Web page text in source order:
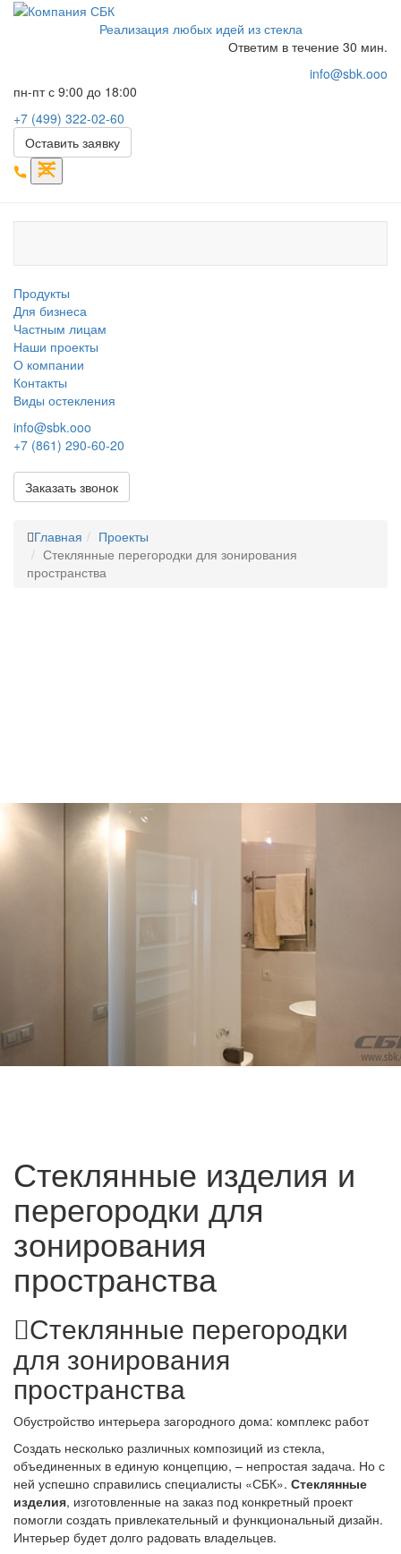
Реализация любых идей из стекла
Ответим в течение 30 мин.
info@sbk.ooo
пн-пт с 9:00 до 18:00
+7 (499) 322-02-60
Оставить заявку
Продукты
Для бизнеса
Частным лицам
Наши проекты
О компании
Контакты
Виды остекления
info@sbk.ooo
+7 (861) 290-60-20
Заказать звонок
Главная
Проекты
Стеклянные перегородки для зонирования
пространства
Стеклянные изделия и
перегородки для
зонирования
пространства
Стеклянные перегородки
для зонирования
пространства
Обустройство интерьера загородного дома: комплекс работ
Создать несколько различных композиций из стекла,
объединенных в единую концепцию, – непростая задача. Но с
ней успешно справились специалисты «СБК». Стеклянные
изделия, изготовленные на заказ под конкретный проект
помогли создать привлекательный и функциональный дизайн.
Интерьер будет долго радовать владельцев.